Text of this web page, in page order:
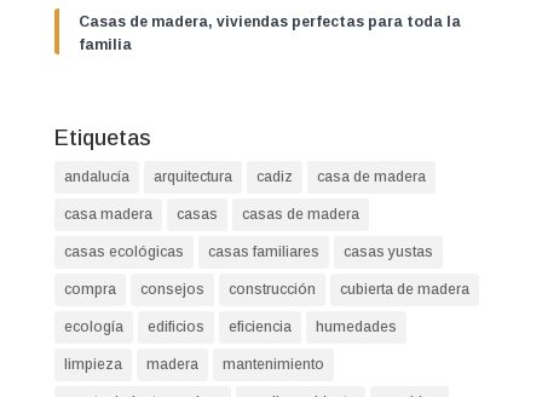
Casas de madera, viviendas perfectas para toda la
familia
Etiquetas
andalucía arquitectura cadiz casa de madera
casa madera casas casas de madera
casas ecológicas casas familiares casas yustas
compra consejos construcción cubierta de madera
ecología edificios eficiencia humedades
limpieza madera mantenimiento